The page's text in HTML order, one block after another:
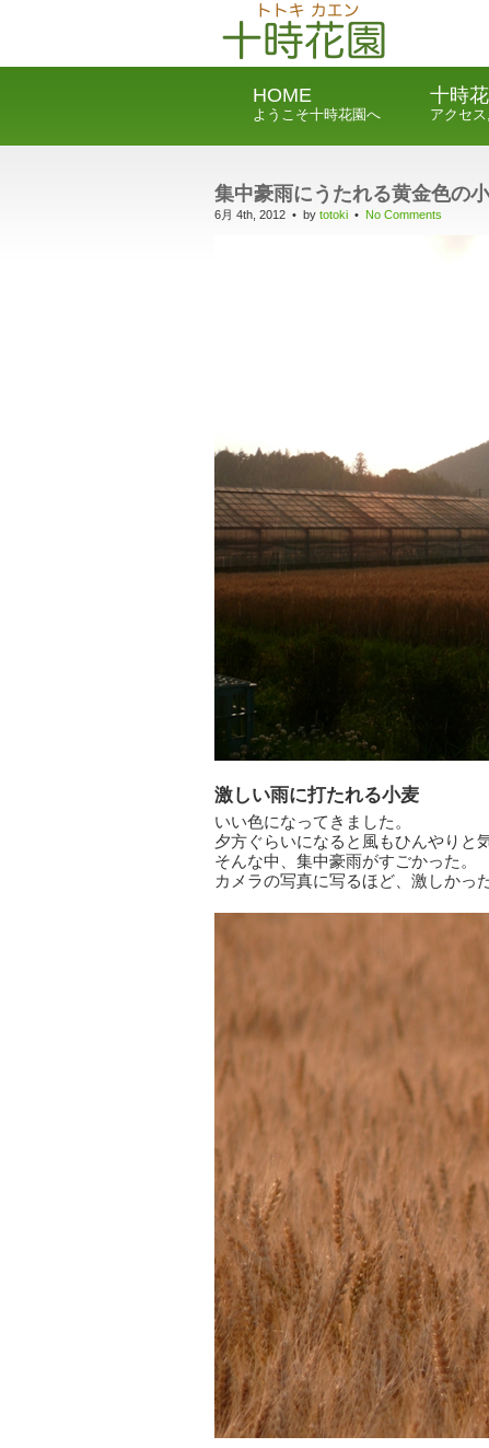
HOME
ようこそ十時花園へ
十時
アクセ
集中豪雨にうたれる黄金色の
6月 4th, 2012 • by totoki • No Comments
激しい雨に打たれる小麦
いい色になってきました。
夕方ぐらいになると風もひんやりと
そんな中、集中豪雨がすごかった。
カメラの写真に写るほど、激しかっ